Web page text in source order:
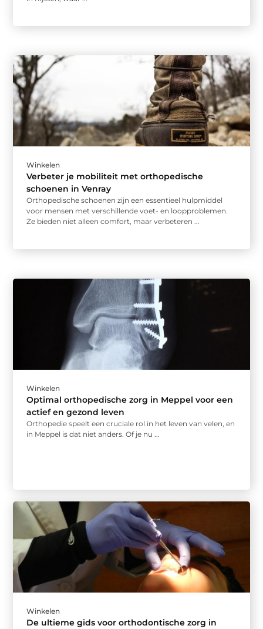
Winkelen
Verbeter je mobiliteit met orthopedische
schoenen in Venray
Orthopedische schoenen zijn een essentieel hulpmiddel
voor mensen met verschillende voet- en loopproblemen.
Ze bieden niet alleen comfort, maar verbeteren ...
Winkelen
Optimal orthopedische zorg in Meppel voor een
actief en gezond leven
Orthopedie speelt een cruciale rol in het leven van velen, en
in Meppel is dat niet anders. Of je nu ...
Winkelen
De ultieme gids voor orthodontische zorg in